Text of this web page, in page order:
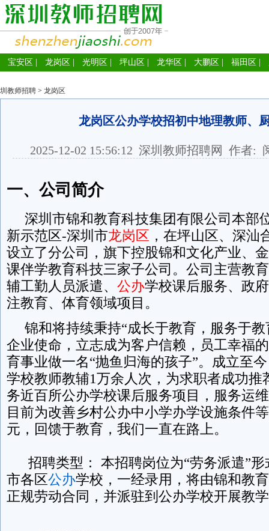
宝安区 龙岗区 光明区 坪山区 龙华区 大鹏区 福田区
圳教师招聘 > 龙岗区
龙岗区公办学校招初中地理教师、
2025-12-02 15:56:12 深圳教师招聘网 作者:
一、公司简介
深圳市锦和教育科技集团有限公司本部
新示范区-深圳市龙岗区 ，在坪山区、深汕
设立了分公司，旗下控股锦和文化产业、
课伴学教育科技三家子公司。公司主营教
辅工勤人员派遣、 公办学校课后服务、政
注教育、体育领域项目。
锦和将持续秉持“成长于教育，服务于教
企业使命，立志成为客户信赖，员工幸福
育事业做一名“抛鱼归海的孩子”。成立至
学校教师教辅1万余人次，为求职者成功推
务近百所公办学校课后服务项目，服务运
目前为改善乡村公办中小学办学设施条件
元，回馈于教育，我们一直在路上。
招聘类型： 本招聘岗位为“劳务派遣”形
市各区公办学校，一经录用，将由锦和教
正规劳动合同，并派驻到公办学校开展教